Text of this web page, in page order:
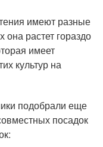
имеют разные
растет гораздо
имеет
культур на
подобрали еще
посадок